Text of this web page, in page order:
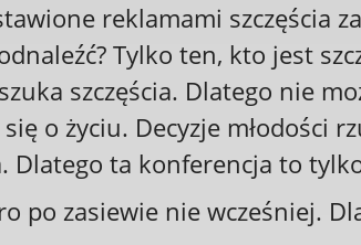
reklamami szczęścia
Tylko ten, kto jest
szczęścia. Dlatego nie
o życiu. Decyzje młodości
Dlatego ta konferencja to
po zasiewie nie wcześniej.